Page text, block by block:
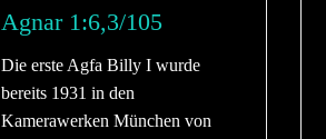
Agnar 1:6,3/105
Die erste Agfa Billy I wurde
bereits 1931 in den
Kamerawerken München von